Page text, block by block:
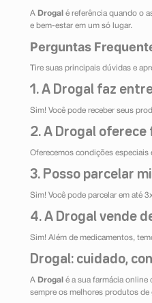
A Drogal é referência quando o
e bem-estar em um só lugar.
Perguntas
Tire suas principais dúvidas e
1. A Drogal faz
Sim! Você pode receber seus
2. A Drogal
Oferecemos condições especiais
3. Posso parcelar
Sim! Você pode parcelar em até
4. A Drogal vende
Sim! Além de medicamentos,
Drogal: cuidado,
A Drogal é a sua farmácia online
sempre os melhores produtos de